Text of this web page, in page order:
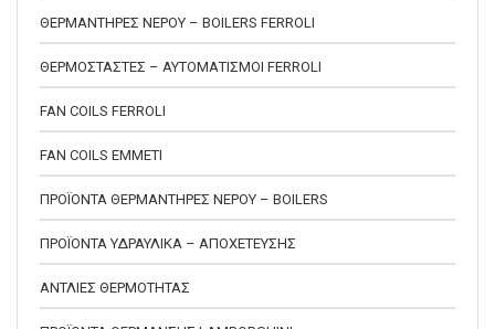
ΘΕΡΜΑΝΤΗΡΕΣ ΝΕΡΟΥ – BOILERS FERROLI
ΘΕΡΜΟΣΤΑΣΤΕΣ – ΑΥΤΟΜΑΤΙΣΜΟΙ FERROLI
FAN COILS FERROLI
FAN COILS EMMETI
ΠΡΟΪΟΝΤΑ ΘΕΡΜΑΝΤΗΡΕΣ ΝΕΡΟΥ – BOILERS
ΠΡΟΪΟΝΤΑ ΥΔΡΑΥΛΙΚΑ – ΑΠΟΧΕΤΕΥΣΗΣ
ΑΝΤΛΙΕΣ ΘΕΡΜΟΤΗΤΑΣ